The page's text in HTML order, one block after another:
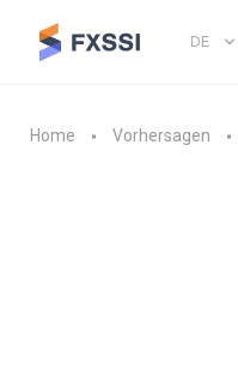
DE
Home Vorhersagen